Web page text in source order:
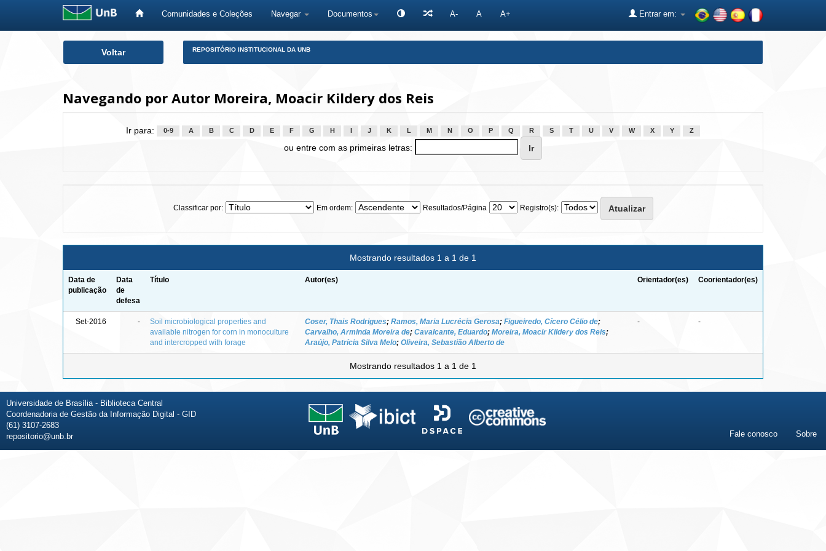
Comunidades e Coleções Navegar Documentos A- A A+ Entrar em:
Voltar REPOSITÓRIO INSTITUCIONAL DA UNB
Navegando por Autor Moreira, Moacir Kildery dos Reis
Ir para: 0-9 A B C D E F G H J K L M N O P Q R S T U V W X Y Z
ou entre com as primeiras letras:
Classificar por: Em ordem: Resultados/Página Registro(s):
Mostrando resultados 1 a 1 de 1
Data de
publicação
Data
de
defesa
Título Autor(es) Orientador(es) Coorientador(es)
Set-2016 -
Soil microbiological properties and
available nitrogen for corn in monoculture
and intercropped with forage
Coser, Thais Rodrigues; Ramos, Maria Lucrécia Gerosa; Figueiredo, Cícero Célio de;
Carvalho, Arminda Moreira de; Cavalcante, Eduardo; Moreira, Moacir Kildery dos Reis;
Araújo, Patrícia Silva Melo; Oliveira, Sebastião Alberto de
- -
Mostrando resultados 1 a 1 de 1
Universidade de Brasília - Biblioteca Central
Coordenadoria de Gestão da Informação Digital - GID
(61) 3107-2683
repositorio@unb.br
Fale conosco Sobre